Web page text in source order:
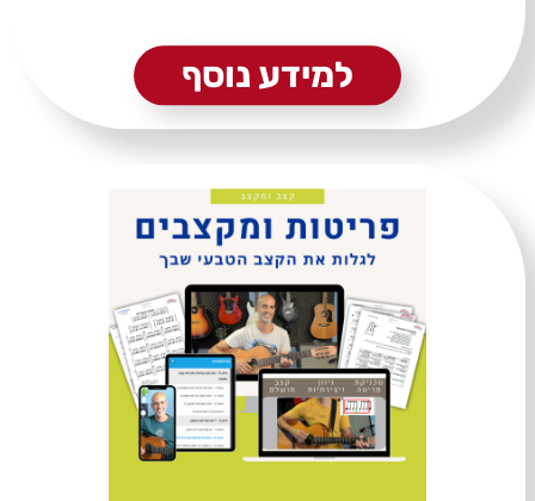
למידע נוסף